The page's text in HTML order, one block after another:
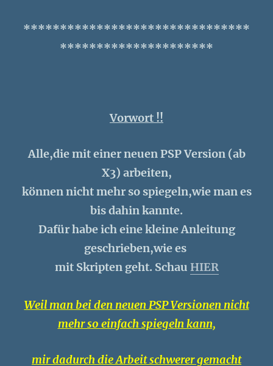
*******************************
*********************
Vorwort !!
Alle,die mit einer neuen PSP Version (ab
X3) arbeiten,
können nicht mehr so spiegeln,wie man es
bis dahin kannte.
Dafür habe ich eine kleine Anleitung
geschrieben,wie es
mit Skripten geht. Schau HIER
Weil man bei den neuen PSP Versionen nicht
mehr so einfach spiegeln kann,
mir dadurch die Arbeit schwerer gemacht